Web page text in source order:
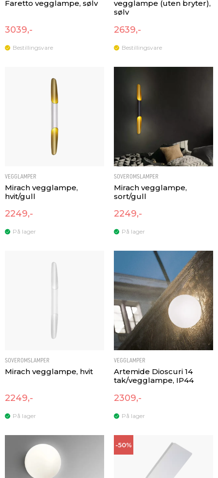
Faretto vegglampe, sølv
3039,-
Bestillingsvare
vegglampe (uten bryter),
sølv
2639,-
Bestillingsvare
VEGGLAMPER
Mirach vegglampe,
hvit/gull
2249,-
På lager
SOVEROMSLAMPER
Mirach vegglampe,
sort/gull
2249,-
På lager
SOVEROMSLAMPER
Mirach vegglampe, hvit
2249,-
På lager
VEGGLAMPER
Artemide Dioscuri 14
tak/vegglampe, IP44
2309,-
På lager
-50%